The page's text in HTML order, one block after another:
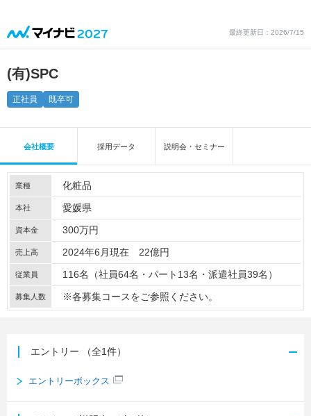
最終更新日：2026/7/15
(有)SPC
正社員 既卒可
会社概要 採用データ 説明会・セミナー
業種 化粧品
本社 愛媛県
資本金 300万円
売上高 2024年6月現在 22億円
従業員 116名（社員64名・パート13名・派遣社員39名）
募集人数 ※各募集コースをご参照ください。
エントリー （全1件）
エントリーボックス